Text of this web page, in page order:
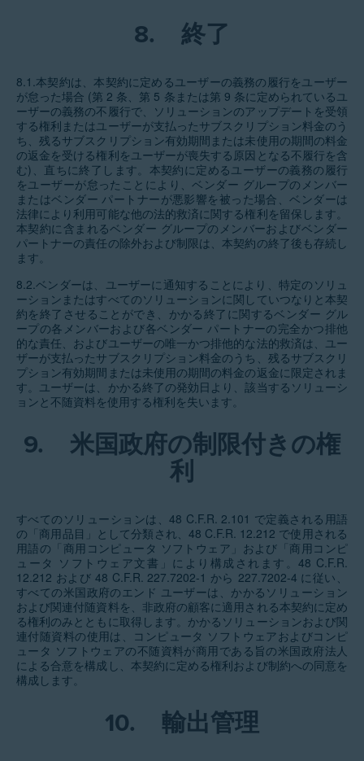
8. 終了
8.1.本契約は、本契約に定めるユーザーの義務の履行をユーザー
が怠った場合 (第 2 条、第 5 条または第 9 条に定められているユ
ーザーの義務の不履行で、ソリューションのアップデートを受領
する権利またはユーザーが支払ったサブスクリプション料金のう
ち、残るサブスクリプション有効期間または未使用の期間の料金
の返金を受ける権利をユーザーが喪失する原因となる不履行を含
む)、直ちに終了します。本契約に定めるユーザーの義務の履行
をユーザーが怠ったことにより、ベンダー グループのメンバー
またはベンダー パートナーが悪影響を被った場合、ベンダーは
法律により利用可能な他の法的救済に関する権利を留保します。
本契約に含まれるベンダー グループのメンバーおよびベンダー
パートナーの責任の除外および制限は、本契約の終了後も存続し
ます。
8.2.ベンダーは、ユーザーに通知することにより、特定のソリュ
ーションまたはすべてのソリューションに関していつなりと本契
約を終了させることができ、かかる終了に関するベンダー グル
ープの各メンバーおよび各ベンダー パートナーの完全かつ排他
的な責任、およびユーザーの唯一かつ排他的な法的救済は、ユー
ザーが支払ったサブスクリプション料金のうち、残るサブスクリ
プション有効期間または未使用の期間の料金の返金に限定されま
す。ユーザーは、かかる終了の発効日より、該当するソリューシ
ョンと不随資料を使用する権利を失います。
9.
米国政府の制限付きの権
利
すべてのソリューションは、48 C.F.R. 2.101 で定義される用語
の「商用品目」として分類され、48 C.F.R. 12.212 で使用される
用語の「商用コンピュータ ソフトウェア」および「商用コンピ
ュータ ソフトウェア文書」により構成されます。48 C.F.R.
12.212 および 48 C.F.R. 227.7202-1 から 227.7202-4 に従い、
すべての米国政府のエンド ユーザーは、かかるソリューション
および関連付随資料を、非政府の顧客に適用される本契約に定め
る権利のみとともに取得します。かかるソリューションおよび関
連付随資料の使用は、コンピュータ ソフトウェアおよびコンピ
ュータ ソフトウェアの不随資料が商用である旨の米国政府法人
による合意を構成し、本契約に定める権利および制約への同意を
構成します。
10. 輸出管理